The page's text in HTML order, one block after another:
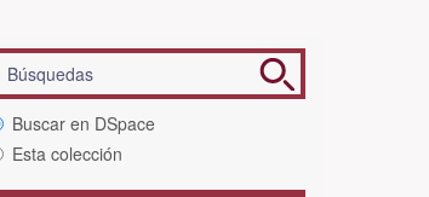
Buscar en DSpace
Esta colección